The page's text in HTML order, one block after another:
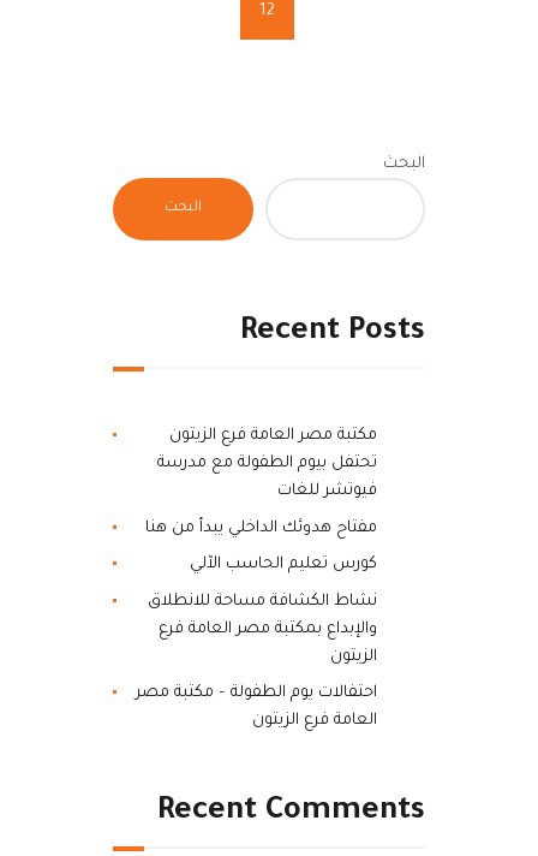
PAGE
12
البحث
البحث
Recent Posts
مكتبة مصر العامة فرع الزيتون
تحتفل بيوم الطفولة مع مدرسة
فيوتشر للغات
مفتاح هدوئك الداخلي يبدأ من هنا
كورس تعليم الحاسب الآلي
نشاط الكشافة مساحة للانطلاق
والإبداع بمكتبة مصر العامة فرع
الزيتون
احتفالات يوم الطفولة – مكتبة مصر
العامة فرع الزيتون
Recent Comments